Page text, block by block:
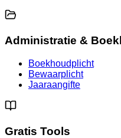
Administratie &
Boekhoudplicht
Bewaarplicht
Jaaraangifte
Gratis Tools